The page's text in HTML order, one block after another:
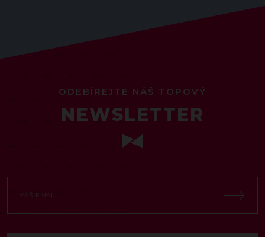
ODEBÍREJTE NÁŠ TOPOVÝ
NEWSLETTER